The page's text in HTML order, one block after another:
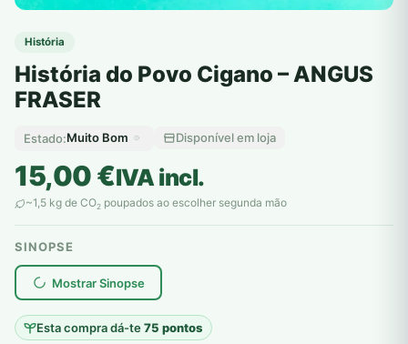
História
História do Povo Cigano – ANGUS
FRASER
Estado:Muito Bom Disponível em loja
15,00€IVA incl.
~1,5 kg de CO2 poupados ao escolher segunda mão
SINOPSE
Mostrar Sinopse
Esta compra dá-te75 pontos
plantar árvores reais